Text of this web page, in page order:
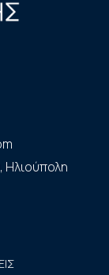
Ηλιούπολη